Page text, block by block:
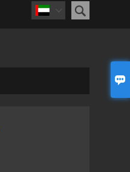

 